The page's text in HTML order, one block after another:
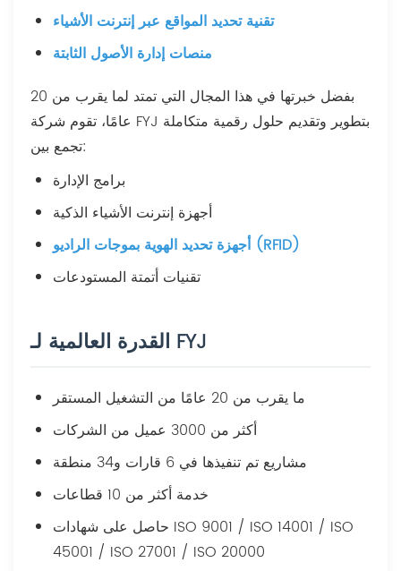
تقنية تحديد المواقع عبر إنترنت الأشياء
منصات إدارة الأصول الثابتة
بفضل خبرتها في هذا المجال التي تمتد لما يقرب من 20
عامًا، تقوم شركة FYJ بتطوير وتقديم حلول رقمية متكاملة
تجمع بين:
برامج الإدارة
أجهزة إنترنت الأشياء الذكية
أجهزة تحديد الهوية بموجات الراديو (RFID)
تقنيات أتمتة المستودعات
القدرة العالمية لـ FYJ
ما يقرب من 20 عامًا من التشغيل المستقر
أكثر من 3000 عميل من الشركات
مشاريع تم تنفيذها في 6 قارات و34 منطقة
خدمة أكثر من 10 قطاعات
حاصل على شهادات ISO 9001 / ISO 14001 / ISO
45001 / ISO 27001 / ISO 20000